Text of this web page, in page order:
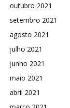
outubro 2021
setembro 2021
agosto 2021
julho 2021
junho 2021
maio 2021
abril 2021